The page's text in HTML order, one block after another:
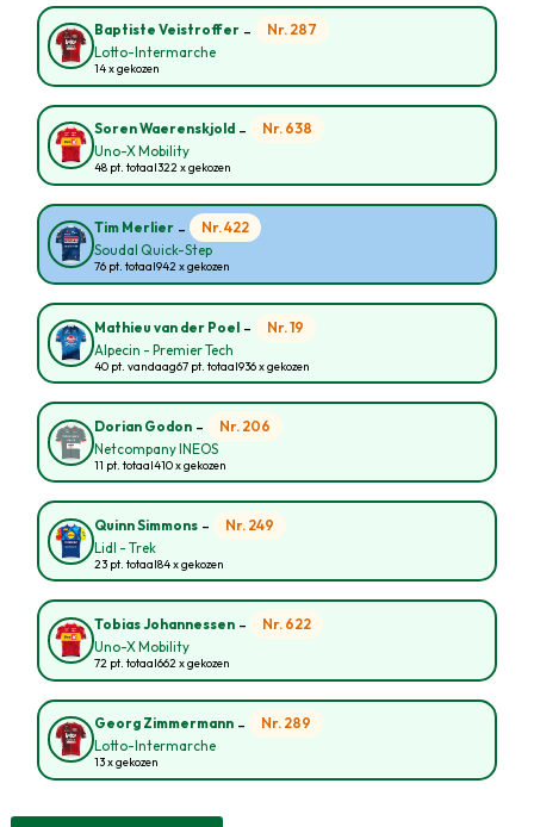
Baptiste Veistroffer - Nr. 287
Lotto-Intermarche
14 x gekozen
Soren Waerenskjold - Nr. 638
Uno-X Mobility
48 pt. totaal322 x gekozen
Tim Merlier - Nr. 422
Soudal Quick-Step
76 pt. totaal942 x gekozen
Mathieu van der Poel - Nr. 19
Alpecin - Premier Tech
40 pt. vandaag67 pt. totaal936 x gekozen
Dorian Godon - Nr. 206
Netcompany INEOS
11 pt. totaal410 x gekozen
Quinn Simmons - Nr. 249
Lidl - Trek
23 pt. totaal84 x gekozen
Tobias Johannessen - Nr. 622
Uno-X Mobility
72 pt. totaal662 x gekozen
Georg Zimmermann - Nr. 289
Lotto-Intermarche
13 x gekozen